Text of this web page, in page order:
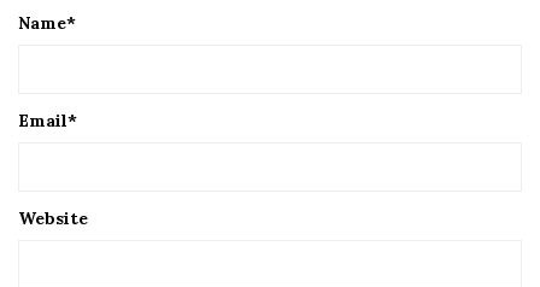
Name*
Email*
Website